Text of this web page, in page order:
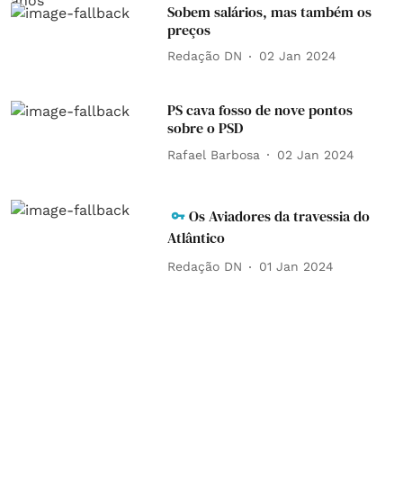
Sobem salários, mas também os
preços
Redação DN 02 Jan 2024
PS cava fosso de nove pontos
sobre o PSD
Rafael Barbosa 02 Jan 2024
Os Aviadores da travessia do
Atlântico
Redação DN 01 Jan 2024